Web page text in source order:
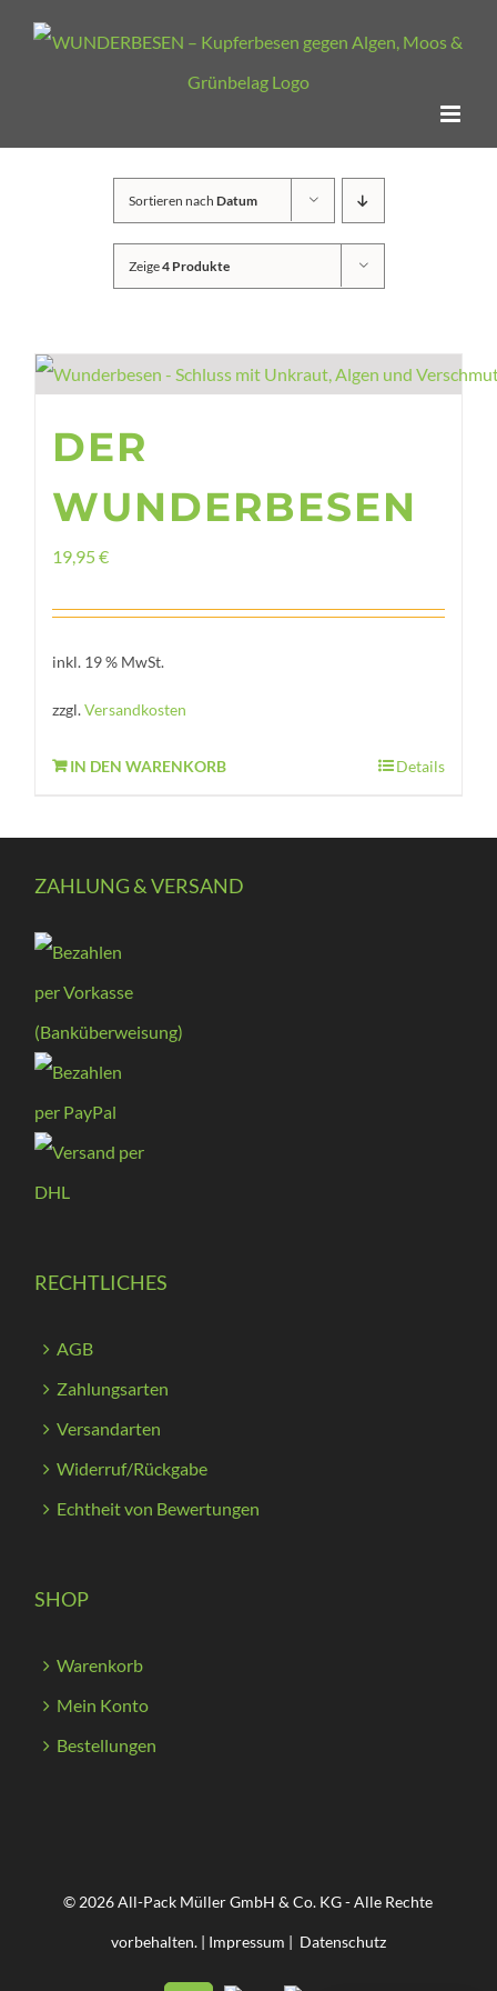
Zum
Sortieren nach Datum
Zeige4 Produkte
DER
WUNDERBESEN
19,95€
inkl. 19 % MwSt.
zzgl.Versandkosten
IN DEN WARENKORB Details
ZAHLUNG & VERSAND
RECHTLICHES
AGB
Zahlungsarten
Versandarten
Widerruf/Rückgabe
Echtheit von Bewertungen
SHOP
Warenkorb
Mein Konto
Bestellungen
© 2026 All-Pack Müller GmbH & Co. KG - Alle Rechte
vorbehalten. | Impressum | Datenschutz